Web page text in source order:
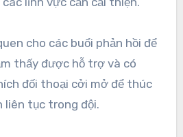
cho các buổi phản hồi để
thấy được hỗ trợ và có
đối thoại cởi mở để thúc
liên tục trong đội.